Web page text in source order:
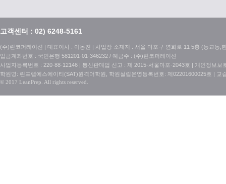
고객센터 : 02) 6248-5161
(주)린코퍼레이션 | 대표이사 : 이동진 | 사업장 소재지 : 서울 마포구 연희로 11 5층 (동교동
입금계좌번호 : 국민은행 581201-01-346232 / 예금주 : (주)린코퍼레이션
사업자등록번호 : 220-88-12146 | 통신판매업 신고 : 제 2015-서울마포-2043호 | 개인정보보
학원명: 린프렙에스에이티(SAT)원격어학원, 학원설립운영등록번호: 제02201600025호 |
© 2017 LeanPrep. All rights reserved.